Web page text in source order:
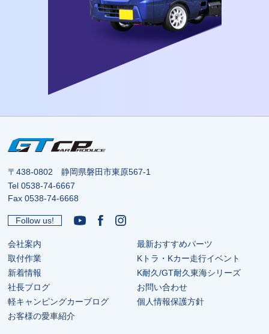
〒438-0802 静岡県磐田市東原567-1
Tel0538-74-6667
Fax 0538-74-6668
Follow us!
会社案内
取付作業
新着情報
社長ブログ
軽キャンピングカーブログ
お客様の愛車紹介
最新おすすめパーツ
Kトラ・Kカー走行イベント
K耐久/GT耐久東海シリーズ
お問い合わせ
個人情報保護方針